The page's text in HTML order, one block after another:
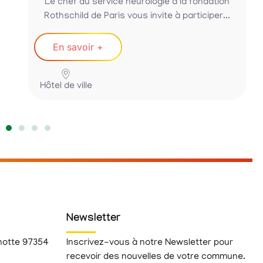
Le chef du service neurologie à la fondation
Rothschild de Paris vous invite à participer...
En savoir +
Hôtel de ville
97354
Newsletter
Inscrivez-vous à notre Newsletter pour
recevoir des nouvelles de votre commune.